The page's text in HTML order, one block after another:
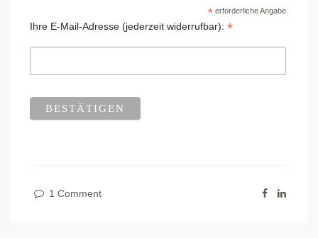
*erforderliche Angabe
Ihre E-Mail-Adresse (jederzeit widerrufbar): *
1 Comment